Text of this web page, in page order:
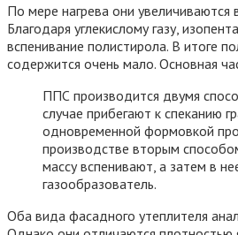
По мере нагрева они
Благодаря углекислому газу,
вспенивание полистирола. В итоге
содержится очень мало. Основная
ППС производится двумя
случае прибегают к спеканию
одновременной формовкой
производстве вторым
массу вспенивают, а затем в
газообразователь.
Оба вида фасадного утеплителя